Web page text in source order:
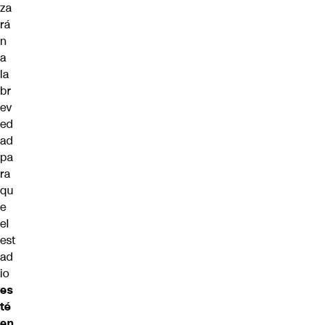
za
rá
n
a
la
br
ev
ed
ad
pa
ra
qu
e
el
est
ad
io
es
té